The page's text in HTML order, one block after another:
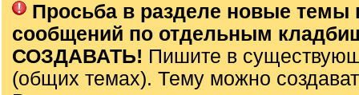
Просьба в разделе новые темы
сообщений по отдельным
СОЗДАВАТЬ! Пишите в
(общих темах). Тему можно